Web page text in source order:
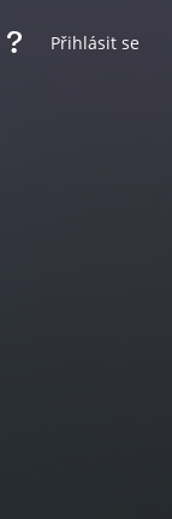
Přihlásit se